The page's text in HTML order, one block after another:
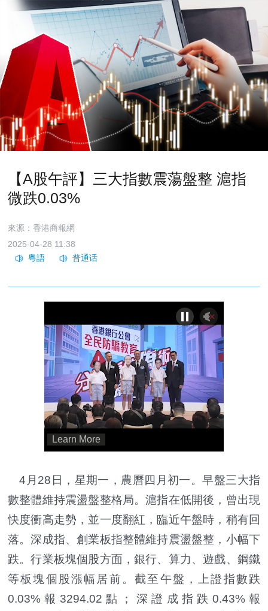
【A股午評】三大指數震蕩盤整 滬指
微跌0.03%
來源：香港商報網
2025-04-28 11:38
4月28日，星期一，農曆四月初一。早盤三大指
數整體維持震盪盤整格局。滬指在低開後，曾出現
快度衝高走勢，並一度翻紅，臨近午盤時，稍有回
落。深成指、創業板指整體維持震盪盤整，小幅下
跌。行業板塊個股方面，銀行、算力、遊戲、鋼鐵
等板塊個股漲幅居前。截至午盤，上證指數跌
0.03%報3294.02點；深證成指跌0.43%報